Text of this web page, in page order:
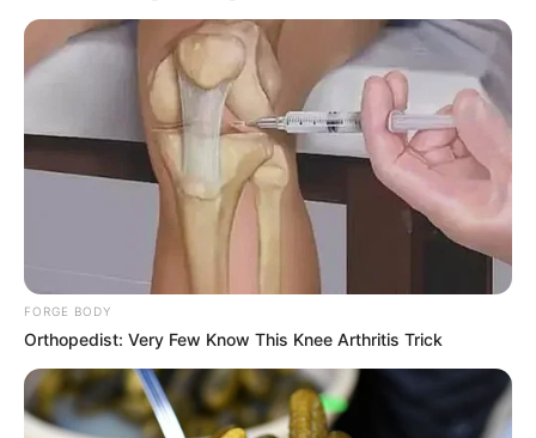
Semjén Zsoltot a Szőlő utcai ügy
teljes kivizsgálásáig
FORGE BODY
Orthopedist: Very Few Know This Knee Arthritis Trick